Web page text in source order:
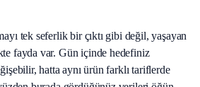
tek seferlik bir çıktı gibi değil, yaşayan
fayda var. Gün içinde hedefiniz
hatta aynı ürün farklı tariflerde